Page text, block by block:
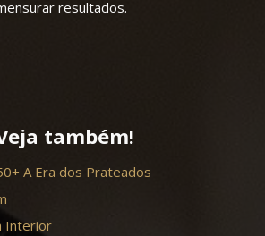
resultados.
também!
A Era dos Prateados
Interior